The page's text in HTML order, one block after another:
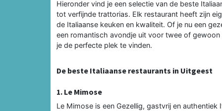
Hieronder vind je een selectie van de beste
tot verfijnde trattorias. Elk restaurant heeft zijn
de Italiaanse keuken en kwaliteit. Of je nu een
een romantisch avondje uit voor twee of
je de perfecte plek te vinden.
De beste Italiaanse restaurants in Uitgeest
1. Le Mimose
Le Mimose is een Gezellig, gastvrij en